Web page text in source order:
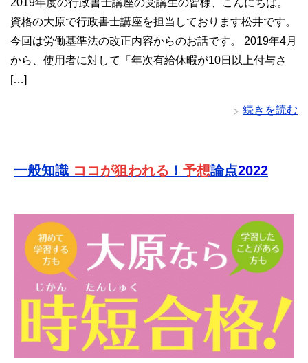
2019年度の行政書士講座の受講生の皆様、こんにちは。
資格の大原で行政書士講座を担当しております松井です。
今回は労働基準法の改正内容からのお話です。 2019年4月
から、使用者に対して「年次有給休暇が10日以上付与さ
[…]
続きを読む
一般知識 ココが狙われる ！ 予想論点2022